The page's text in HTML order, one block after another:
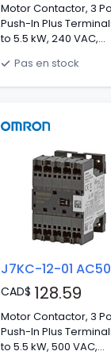
Motor Contactor, 3
Push-In Plus
to 5.5 kW, 240 VAC,
H×W×D 67.5 x 45 x 46
Pas en stock
J7KC-12-01
CAD$ 128.59
Motor Contactor, 3
Push-In Plus
to 5.5 kW, 500 VAC,